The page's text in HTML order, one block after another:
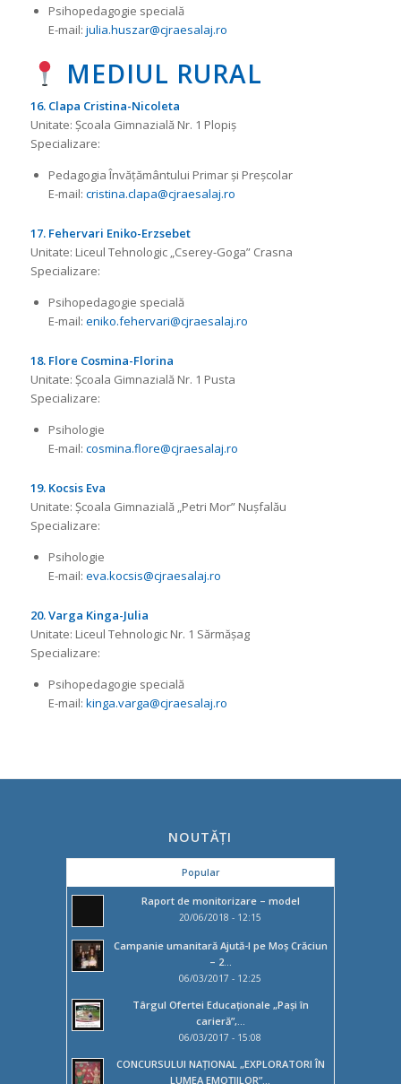
Psihopedagogie specială
E-mail: julia.huszar@cjraesalaj.ro
MEDIUL RURAL
16. Clapa Cristina-Nicoleta
Unitate: Școala Gimnazială Nr. 1 Plopiș
Specializare:
Pedagogia Învățământului Primar și Preșcolar
E-mail: cristina.clapa@cjraesalaj.ro
17. Fehervari Eniko-Erzsebet
Unitate: Liceul Tehnologic „Cserey-Goga” Crasna
Specializare:
Psihopedagogie specială
E-mail: eniko.fehervari@cjraesalaj.ro
18. Flore Cosmina-Florina
Unitate: Școala Gimnazială Nr. 1 Pusta
Specializare:
Psihologie
E-mail: cosmina.flore@cjraesalaj.ro
19. Kocsis Eva
Unitate: Școala Gimnazială „Petri Mor” Nușfalău
Specializare:
Psihologie
E-mail: eva.kocsis@cjraesalaj.ro
20. Varga Kinga-Julia
Unitate: Liceul Tehnologic Nr. 1 Sărmășag
Specializare:
Psihopedagogie specială
E-mail: kinga.varga@cjraesalaj.ro
NOUTĂȚI
Popular
Raport de monitorizare – model
20/06/2018 - 12:15
Campanie umanitară Ajută-l pe Moș Crăciun
– 2...
06/03/2017 - 12:25
Târgul Ofertei Educaţionale „Paşi în
carieră”,...
06/03/2017 - 15:08
CONCURSULUI NAȚIONAL „EXPLORATORI ÎN
LUMEA EMOȚIILOR”...